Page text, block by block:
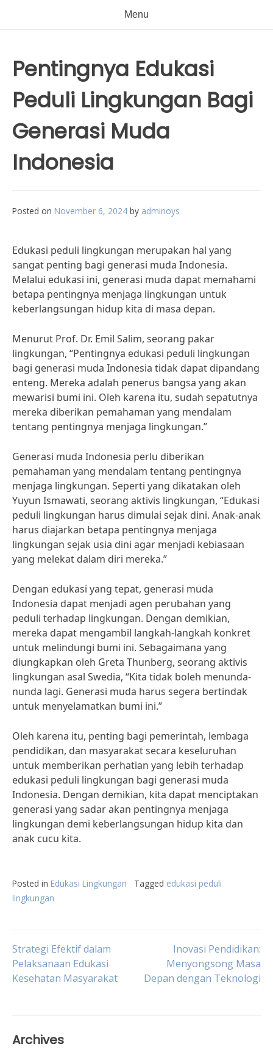
Menu
Pentingnya Edukasi
Peduli Lingkungan Bagi
Generasi Muda
Indonesia
Posted on November 6, 2024 by adminoys
Edukasi peduli lingkungan merupakan hal yang
sangat penting bagi generasi muda Indonesia.
Melalui edukasi ini, generasi muda dapat memahami
betapa pentingnya menjaga lingkungan untuk
keberlangsungan hidup kita di masa depan.
Menurut Prof. Dr. Emil Salim, seorang pakar
lingkungan, “Pentingnya edukasi peduli lingkungan
bagi generasi muda Indonesia tidak dapat dipandang
enteng. Mereka adalah penerus bangsa yang akan
mewarisi bumi ini. Oleh karena itu, sudah sepatutnya
mereka diberikan pemahaman yang mendalam
tentang pentingnya menjaga lingkungan.”
Generasi muda Indonesia perlu diberikan
pemahaman yang mendalam tentang pentingnya
menjaga lingkungan. Seperti yang dikatakan oleh
Yuyun Ismawati, seorang aktivis lingkungan, “Edukasi
peduli lingkungan harus dimulai sejak dini. Anak-anak
harus diajarkan betapa pentingnya menjaga
lingkungan sejak usia dini agar menjadi kebiasaan
yang melekat dalam diri mereka.”
Dengan edukasi yang tepat, generasi muda
Indonesia dapat menjadi agen perubahan yang
peduli terhadap lingkungan. Dengan demikian,
mereka dapat mengambil langkah-langkah konkret
untuk melindungi bumi ini. Sebagaimana yang
diungkapkan oleh Greta Thunberg, seorang aktivis
lingkungan asal Swedia, “Kita tidak boleh menunda-
nunda lagi. Generasi muda harus segera bertindak
untuk menyelamatkan bumi ini.”
Oleh karena itu, penting bagi pemerintah, lembaga
pendidikan, dan masyarakat secara keseluruhan
untuk memberikan perhatian yang lebih terhadap
edukasi peduli lingkungan bagi generasi muda
Indonesia. Dengan demikian, kita dapat menciptakan
generasi yang sadar akan pentingnya menjaga
lingkungan demi keberlangsungan hidup kita dan
anak cucu kita.
Posted in Edukasi Lingkungan Tagged edukasi peduli
lingkungan
Post
navigation
Strategi Efektif dalam
Pelaksanaan Edukasi
Kesehatan Masyarakat
Inovasi Pendidikan:
Menyongsong Masa
Depan dengan Teknologi
Archives